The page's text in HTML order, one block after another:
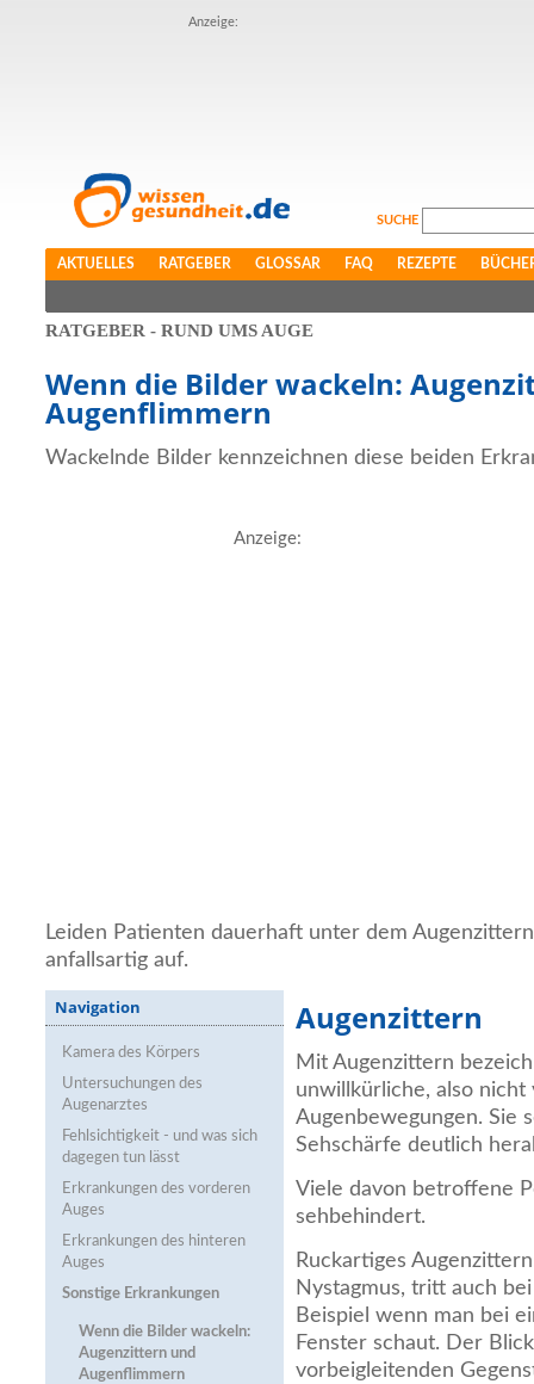
Anzeige:
SUCHE
AKTUELLES RATGEBER GLOSSAR FAQ REZEPTE
RATGEBER - RUND UMS AUGE
Wenn die Bilder wackeln:
Augenflimmern
Wackelnde Bilder kennzeichnen diese beiden
Anzeige:
Leiden Patienten dauerhaft unter dem
anfallsartig auf.
Navigation
Kamera des Körpers
Untersuchungen des
Augenarztes
Fehlsichtigkeit - und was sich
dagegen tun lässt
Erkrankungen des vorderen
Auges
Erkrankungen des hinteren
Auges
Sonstige Erkrankungen
Wenn die Bilder wackeln:
Augenzittern und
Augenflimmern
Augenzittern
Mit Augenzittern
unwillkürliche, also nicht
Augenbewegungen. Sie
Sehschärfe deutlich
Viele davon betroffene
sehbehindert.
Ruckartiges
Nystagmus, tritt auch
Beispiel wenn man bei
Fenster schaut. Der
vorbeigleitenden